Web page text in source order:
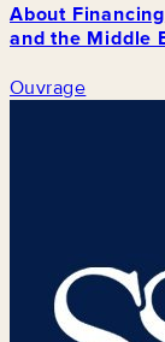
About
and the Middle
Ouvrage